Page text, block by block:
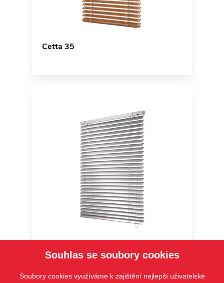
Cetta 35
Souhlas se soubory cookies
Soubory cookies využíváme k zajištění nejlepší uživatelské